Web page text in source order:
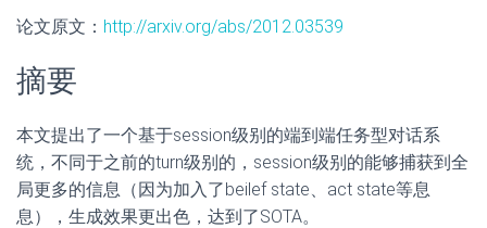
论文原文： http://arxiv.org/abs/2012.03539
摘要
本文提出了一个基于session级别的端到端任务型对话系
统，不同于之前的turn级别的，session级别的能够捕获到全
局更多的信息（因为加入了beilef state、act state等息
息），生成效果更出色，达到了SOTA。